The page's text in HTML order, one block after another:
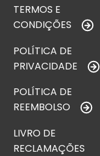
TERMOS E
CONDIÇÕES
POLÍTICA DE
PRIVACIDADE
POLÍTICA DE
REEMBOLSO
LIVRO DE
RECLAMAÇÕES